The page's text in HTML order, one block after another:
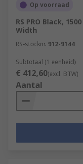
Op voorraad
RS PRO Black,
Width
RS-stocknr. 912-9144
Subtotaal (1 eenheid)
€ 412,60(excl. BTW)
Aantal